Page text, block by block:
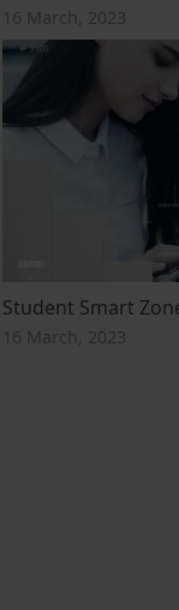
16 March, 2023
Student Smart
16 March, 2023